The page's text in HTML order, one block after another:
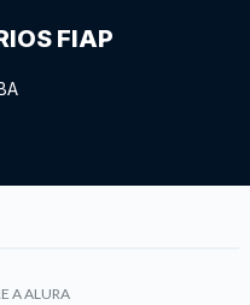
FIAP
A ALURA